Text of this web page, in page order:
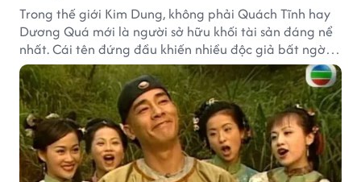
Trong thế giới Kim Dung, không phải Quách Tĩnh hay
Dương Quá mới là người sở hữu khối tài sản đáng nể
nhất. Cái tên đứng đầu khiến nhiều độc giả bất ngờ
bởi xuất thân của nhân vật này hoàn toàn không
giống một đại hiệp.